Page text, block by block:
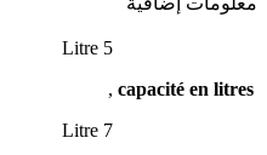
capacité en litres
5 Litre
,
7 Litre